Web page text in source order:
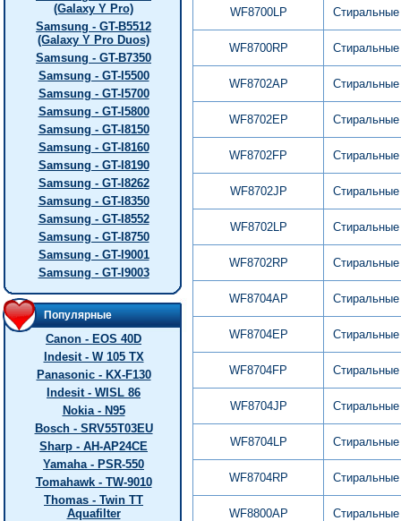
(Galaxy Y Pro)
Samsung - GT-B5512
(Galaxy Y Pro Duos)
Samsung - GT-B7350
Samsung - GT-I5500
Samsung - GT-I5700
Samsung - GT-I5800
Samsung - GT-I8150
Samsung - GT-I8160
Samsung - GT-I8190
Samsung - GT-I8262
Samsung - GT-I8350
Samsung - GT-I8552
Samsung - GT-I8750
Samsung - GT-I9001
Samsung - GT-I9003
Популярные
Canon - EOS 40D
Indesit - W 105 TX
Panasonic - KX-F130
Indesit - WISL 86
Nokia - N95
Bosch - SRV55T03EU
Sharp - AH-AP24CE
Yamaha - PSR-550
Tomahawk - TW-9010
Thomas - Twin TT
Aquafilter
WF8700LP
WF8700RP
WF8702AP
WF8702EP
WF8702FP
WF8702JP
WF8702LP
WF8702RP
WF8704AP
WF8704EP
WF8704FP
WF8704JP
WF8704LP
WF8704RP
WF8800AP